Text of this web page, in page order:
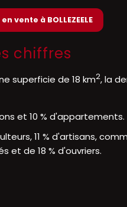
vente à BOLLEZEELE
chiffres
superficie de 18 km2, la
et 10 % d'appartements.
11 % d'artisans,
et de 18 % d'ouvriers.